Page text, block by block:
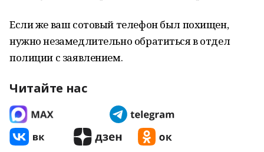
Если же ваш сотовый телефон был похищен,
нужно незамедлительно обратиться в отдел
полиции с заявлением.
Читайте нас